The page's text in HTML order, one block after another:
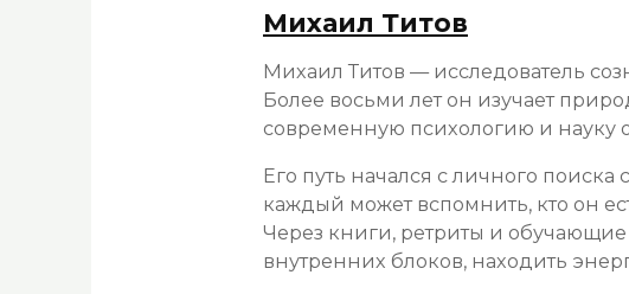
Михаил Титов
Михаил Титов — исследователь
Более восьми лет он изучает
современную психологию и науку
Его путь начался с личного
каждый может вспомнить, кто он
Через книги, ретриты и
внутренних блоков, находить